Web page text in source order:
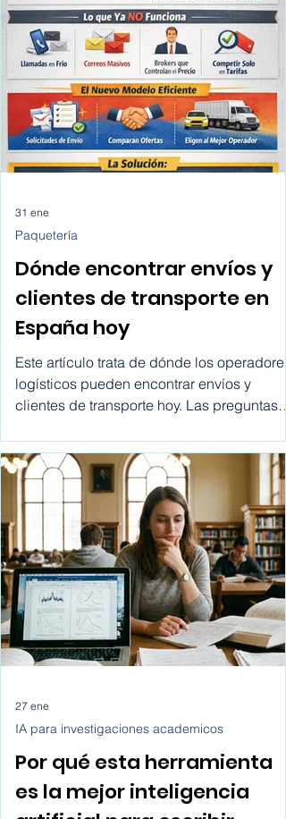
tomar mejores decisiones de envío de
rápida y transparente.
Dónde encontrar envíos y
clientes de transporte en
España hoy
Este artículo trata de dónde los operadores
logísticos pueden encontrar envíos y
clientes de transporte hoy. Las preguntas
más comunes que hacen los comerciales
son: ¿dónde encontrar clientes para
empresas de transporte? ¿cómo recibir
solicitudes de envío? ¿cómo dejar de
depender de intermediarios? Este artículo
responde a esas preguntas desde una
perspectiva práctica y al final te daremos
los pasos exactos de cómo conseguir
clientes transporte para tu empresa de
servicios lo
Paquetería
Por qué esta herramienta
IA para investigaciones academicos